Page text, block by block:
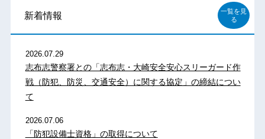
新着情報
一覧を見
る
2026.07.29
志布志警察署との「志布志・大崎安全安心スリーガード作
戦（防犯、防災、交通安全）に関する協定」の締結につい
て
2026.07.06
「防犯設備士資格」の取得について